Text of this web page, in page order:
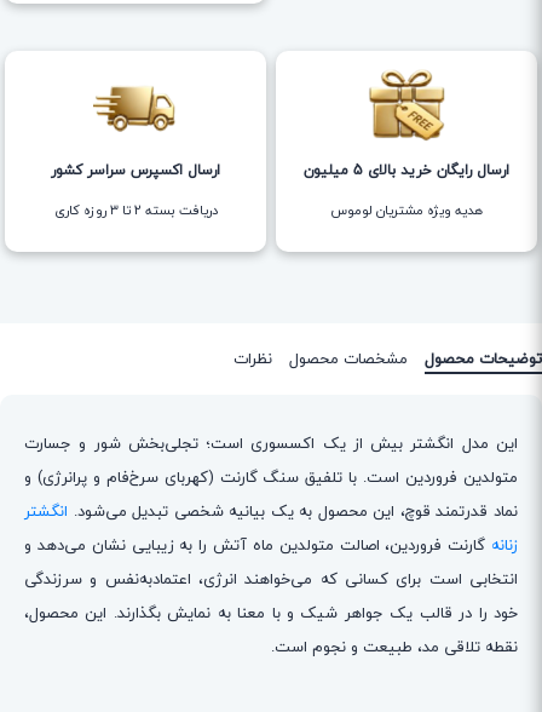
ارسال رایگان خرید بالای 5 میلیون
هدیه ویژه مشتریان لوموس
ارسال اکسپرس سراسر کشور
دریافت بسته ۲ تا ۳ روزه کاری
توضیحات محصول مشخصات محصول نظرات
این مدل انگشتر بیش از یک اکسسوری است؛ تجلی‌بخش شور و جسارت
متولدین فروردین است. با تلفیق سنگ گارنت (کهربای سرخ‌فام و پرانرژی) و
نماد قدرتمند قوچ، این محصول به یک بیانیه شخصی تبدیل می‌شود. انگشتر
زنانه گارنت فروردین، اصالت متولدین ماه آتش را به زیبایی نشان می‌دهد و
انتخابی است برای کسانی که می‌خواهند انرژی، اعتمادبه‌نفس و سرزندگی
خود را در قالب یک جواهر شیک و با معنا به نمایش بگذارند. این محصول،
نقطه تلاقی مد، طبیعت و نجوم است.